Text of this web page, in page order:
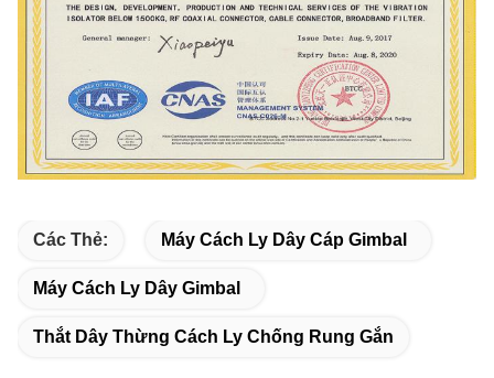
Các Thẻ: Máy Cách Ly Dây Cáp Gimbal
Máy Cách Ly Dây Gimbal
Thắt Dây Thừng Cách Ly Chống Rung Gắn